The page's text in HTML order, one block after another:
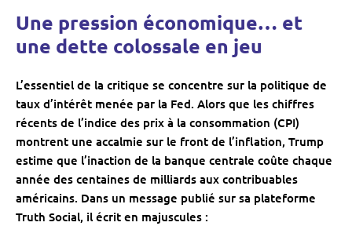
Une pression économique… et
une dette colossale en jeu
L’essentiel de la critique se concentre sur la politique de
taux d’intérêt menée par la Fed. Alors que les chiffres
récents de l’indice des prix à la consommation (CPI)
montrent une accalmie sur le front de l’inflation, Trump
estime que l’inaction de la banque centrale coûte chaque
année des centaines de milliards aux contribuables
américains. Dans un message publié sur sa plateforme
Truth Social, il écrit en majuscules :